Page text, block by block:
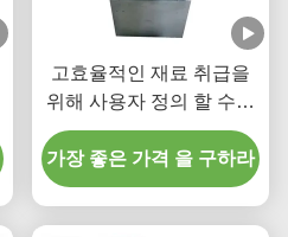
고효율적인 재료 취급을
위해 사용자 정의 할 수있
는 스테인리스 스틸 셰프
트리스 스크루 컨베이어
가장 좋은 가격 을 구하라